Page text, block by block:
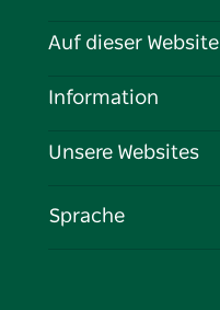
Kontaktieren Sie uns
Cookie-Hinweis
Auf dieser Website
Reiseziele
Veranstaltungen
Information
Reiseinformationen
Unternehmen in NSW
Unsere Websites
Sprache